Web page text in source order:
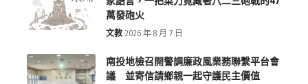
萬發砲火
文教 2026 年 8 月 7 日
南投地檢召開警調廉政風業務聯繫平台會
議 並寄信請鄉親一起守護民主價值